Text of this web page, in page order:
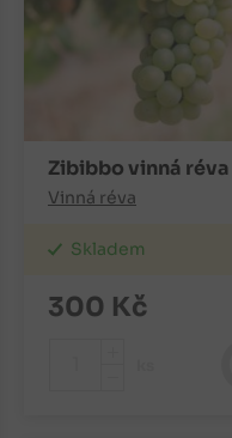
Zibibbo vinná réva
Vinná réva
Skladem
300 Kč